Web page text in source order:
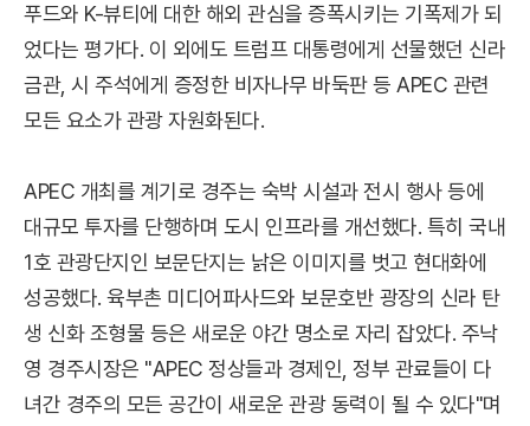
푸드와 K-뷰티에 대한 해외 관심을 증폭시키는 기폭제가 되
었다는 평가다. 이 외에도 트럼프 대통령에게 선물했던 신라
금관, 시 주석에게 증정한 비자나무 바둑판 등 APEC 관련
모든 요소가 관광 자원화된다.
APEC 개최를 계기로 경주는 숙박 시설과 전시 행사 등에
대규모 투자를 단행하며 도시 인프라를 개선했다. 특히 국내
1호 관광단지인 보문단지는 낡은 이미지를 벗고 현대화에
성공했다. 육부촌 미디어파사드와 보문호반 광장의 신라 탄
생 신화 조형물 등은 새로운 야간 명소로 자리 잡았다. 주낙
영 경주시장은 "APEC 정상들과 경제인, 정부 관료들이 다
녀간 경주의 모든 공간이 새로운 관광 동력이 될 수 있다"며